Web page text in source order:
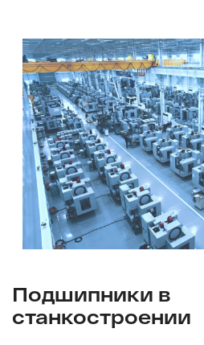
Подшипники в
станкостроении